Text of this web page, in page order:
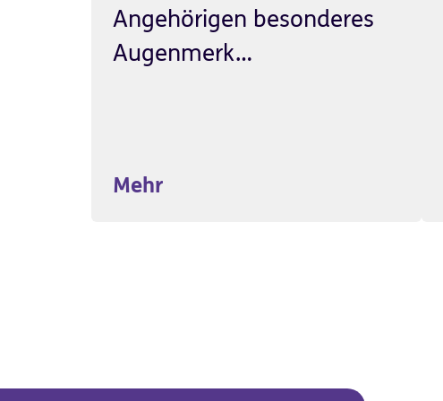
Angehörigen besonderes
Augenmerk…
Mehr